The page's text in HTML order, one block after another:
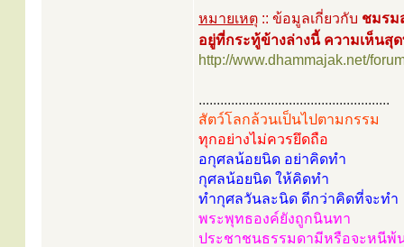
หมายเหตุ :: ข้อมูลเกี่ยวกับ ชมรม
อยู่ที่กระทู้ข้างล่างนี้ ความเห็นสุ
http://www.dhammajak.net/
.....................................................
สัตว์โลกล้วนเป็นไปตามกรรม
ทุกอย่างไม่ควรยึดถือ
อกุศลน้อยนิด อย่าคิดทำ
กุศลน้อยนิด ให้คิดทำ
ทำกุศลวันละนิด ดีกว่าคิดที่จะทำ
พระพุทธองค์ยังถูกนินทา
ประชาชนธรรมดามีหรือจะหนีพ้